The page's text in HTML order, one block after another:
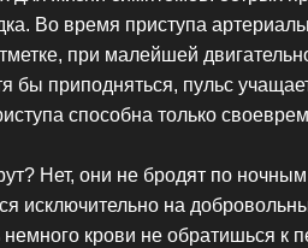
Во время приступа
при малейшей
бы приподняться, пульс
способна только
Нет, они не бродят по
исключительно на
крови не обратишься к